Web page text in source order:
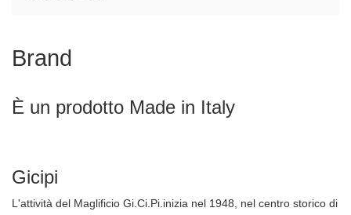
Brand
È un prodotto Made in Italy
Gicipi
L'attività del Maglificio Gi.Ci.Pi.inizia nel 1948, nel centro storico di